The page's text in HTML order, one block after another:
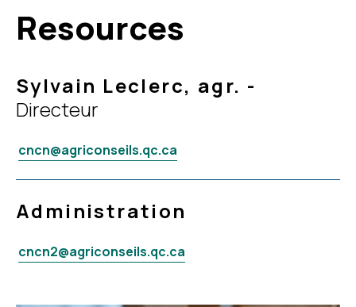
Resources
Sylvain Leclerc, agr. -
Directeur
cncn@agriconseils.qc.ca
Administration
cncn2@agriconseils.qc.ca